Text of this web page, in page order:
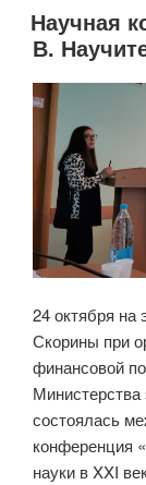
Научная
В.
24 октября на
Скорины при
финансовой
состоялась
конференция
науки в XXI